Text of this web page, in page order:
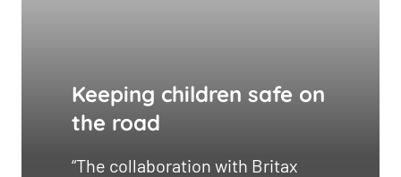
Keeping children safe on
the road
“The collaboration with Britax